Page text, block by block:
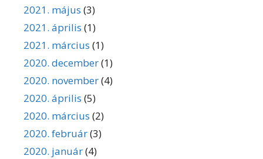
2021. május (3)
2021. április (1)
2021. március (1)
2020. december(1)
2020. november(4)
2020. április (5)
2020. március (2)
2020. február(3)
2020. január(4)